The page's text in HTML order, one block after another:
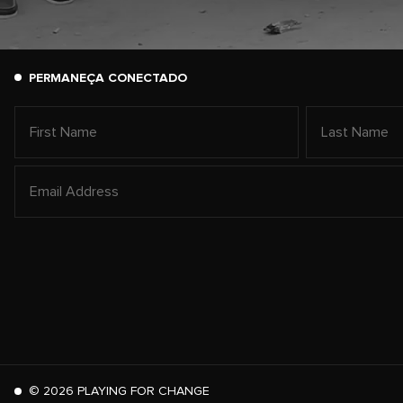
PERMANEÇA CONECTADO
© 2026 PLAYING FOR CHANGE